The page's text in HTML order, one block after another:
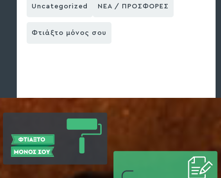
Uncategorized ΝΕΑ / ΠΡΟΣΦΟΡΕΣ
Φτιάξτο μόνος σου